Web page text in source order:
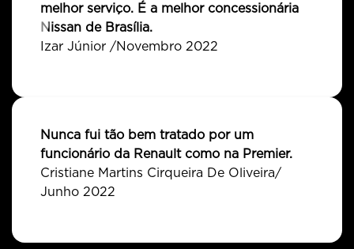
melhor serviço. É a melhor concessionária
Nissan de Brasília.
Izar Júnior /Novembro 2022
Nunca fui tão bem tratado por um
funcionário da Renault como na Premier.
Cristiane Martins Cirqueira De Oliveira/
Junho 2022
templates.template-